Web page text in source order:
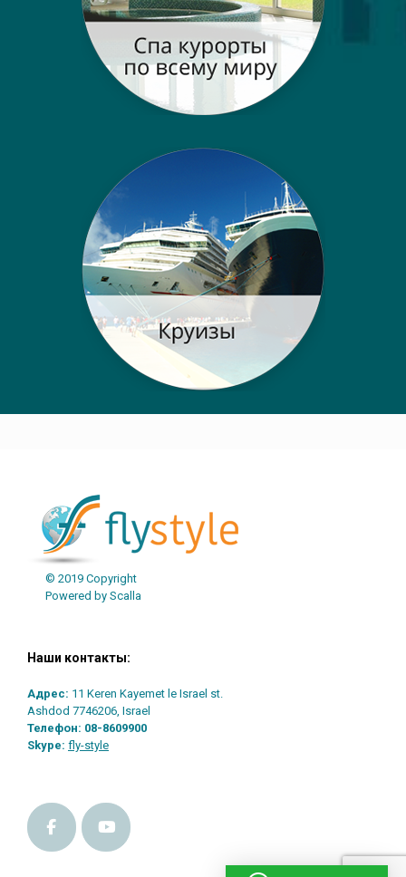
© 2019 Copyright
Powered by Scalla
Наши контакты:
Адрес: 11 Keren Kayemet le Israel st.
Ashdod 7746206, Israel
Телефон: 08-8609900
Skype: fly-style